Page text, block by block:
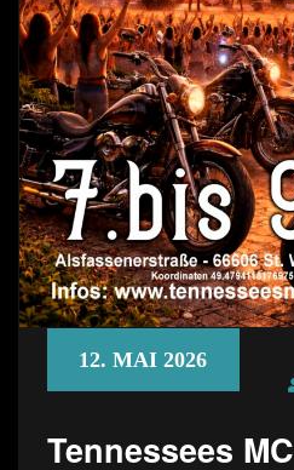
12. MAI 2026
Tennessees MC